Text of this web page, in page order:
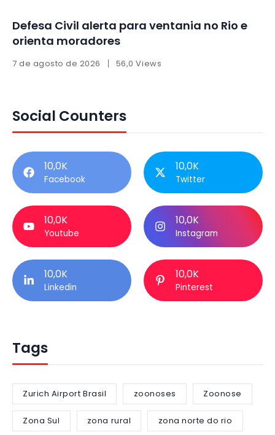
Defesa Civil alerta para ventania no Rio e
orienta moradores
7 de agosto de 2026 56,0 Views
Social Counters
10,0K
Facebook
10,0K
Twitter
10,0K
Youtube
10,0K
Instagram
10,0K
Linkedin
10,0K
Pinterest
Tags
Zurich Airport Brasil zoonoses Zoonose
Zona Sul zona rural zona norte do rio